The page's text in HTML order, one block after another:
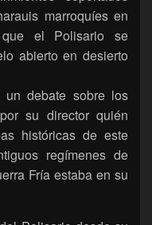
marroquíes en
el Polisario se
abierto en desierto
debate sobre los
su director quién
históricas de este
regímenes de
Fría estaba en su